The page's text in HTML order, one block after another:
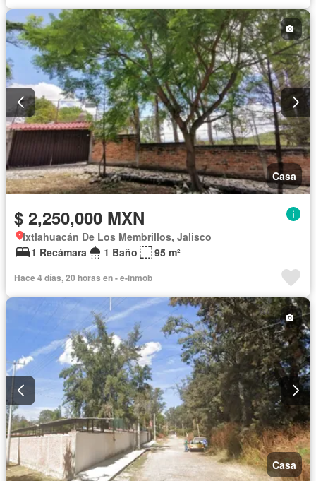
Casa
$ 2,250,000 MXN
Ixtlahuacán De Los Membrillos, Jalisco
1 Recámara
1 Baño 95 m²
Hace 4 días, 20 horas en - e-inmob
Casa